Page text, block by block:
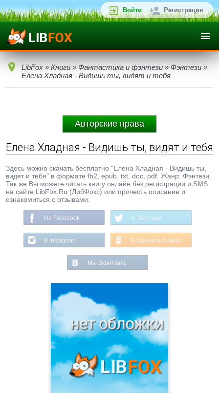
Войти Регистрация
LibFox » Книги » Фантастика и фэнтези » Фэнтези »
Елена Хладная - Видишь ты, видят и тебя
Авторские права
Елена Хладная - Видишь ты, видят и тебя
Здесь можно скачать бесплатно "Елена Хладная - Видишь ты,
видят и тебя" в формате fb2, epub, txt, doc, pdf. Жанр: Фэнтези.
Так же Вы можете читать книгу онлайн без регистрации и SMS
на сайте LibFox.Ru (ЛибФокс) или прочесть описание и
ознакомиться с отзывами.
На Facebook В Твиттере
В Instagram В Одноклассниках
Мы Вконтакте